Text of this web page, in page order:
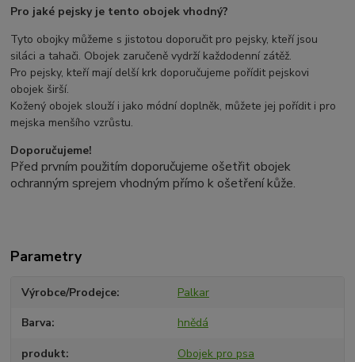
Pro jaké pejsky je tento obojek vhodný?
Tyto obojky můžeme s jistotou doporučit pro pejsky, kteří jsou
siláci a tahači. Obojek zaručeně vydrží každodenní zátěž.
Pro pejsky, kteří mají delší krk doporučujeme pořídit pejskovi
obojek širší.
Kožený obojek slouží i jako módní doplněk, můžete jej pořídit i pro
mejska menšího vzrůstu.
Doporučujeme!
Před prvním použitím doporučujeme ošetřit obojek
ochranným sprejem vhodným přímo k ošetření kůže.
Parametry
Výrobce/Prodejce Palkar
Barva hnědá
produkt Obojek pro psa